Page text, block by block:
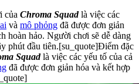
của Chroma Squadlà việc các
và mô phỏng đã được đơn giản
hoàn hảo. Người chơi sẽ dễ dàng
phút đầu tiên.[su_quote]Điểm đặc
Squadlà việc các yếu tố của cả
đã được đơn giản hóa và kết hợp